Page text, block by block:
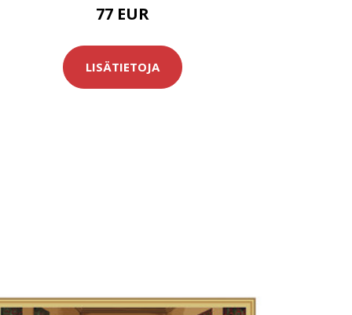
77 EUR
LISÄTIETOJA